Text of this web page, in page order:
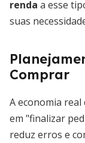
renda a esse
suas
Comprar
A economia real
em "finalizar
reduz erros e